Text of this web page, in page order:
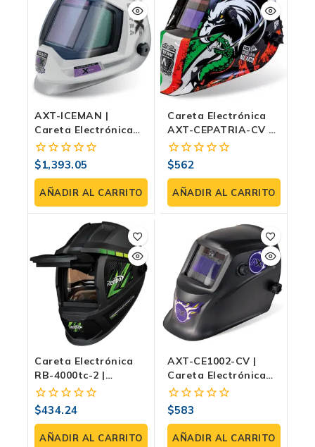
AXT-ICEMAN |
Careta Electrónica
De Sombra Variable
DIN 4–8 / 9–13, 4
Sensores, Pantalla
Digital Y Modo
Esmeril/corte
0
fuera
de
5
$1,393.05
AÑADIR AL CARRITO
Careta Electrónica
AXT-CEPATRIA-CV –
Sombra Variable,
Visión A Color,
Diseño Patriota,
Ideal Para Soldadura
TIG Y MIG/MAG
0
fuera
de
5
$562
AÑADIR AL CARRITO
Careta Electrónica
RB-4000tc-2 |
Autooscurecimiento
DIN 9–13, Celda Solar
Y Visión 93×43 Mm
0
fuera
de
$434.24
AÑADIR AL CARRITO
AXT-CE1002-CV |
Careta Electrónica
Auto-Oscurecible
Con Arnés De
Matraca,
Sensibilidad
0
fuera
de
$583
AÑADIR AL CARRITO